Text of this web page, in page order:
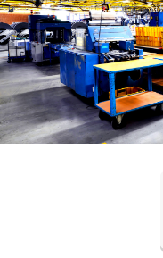
obras realizadas
contacto